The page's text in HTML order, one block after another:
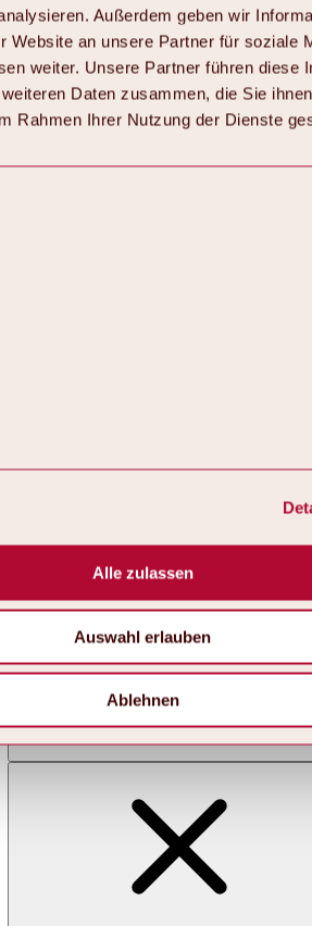
Außerdem geben wir
Website an unsere Partner für soziale
weiter. Unsere Partner führen diese
Daten zusammen, die Sie
Rahmen Ihrer Nutzung der Dienste
Alle zulassen
Auswahl erlauben
Ablehnen
Skifahren & Snowboarden | Skigebiete
Skigebiet Hochoetz